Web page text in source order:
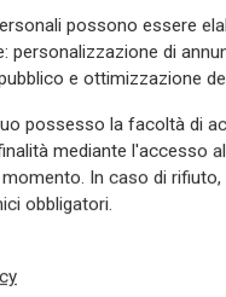
Ippolito - ha
non sono
per le fondazioni
ultimo, il Recovery Fund
riempie la bocca ma
del proprio Pil in
sulla Liguria seguiteci
possono essere
personalizzazione di
e ottimizzazione
possesso la facoltà di
mediante l'accesso
In caso di
obbligatori.